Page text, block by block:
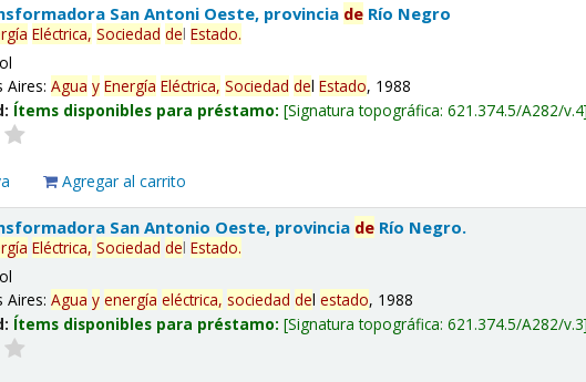
San Antoni Oeste, provincia de Río Negro
Eléctrica, Sociedad delEstado.
Aires:Agua y Energía Eléctrica, Sociedad delEstado, 1988
Ítems disponibles para préstamo: Signatura topográfica:621.374.5/A282/v.4
Agregar al carrito
San Antonio Oeste, provincia de Río Negro.
Eléctrica, Sociedad delEstado.
Aires:Agua y energía eléctrica, sociedad delestado, 1988
Ítems disponibles para préstamo: Signatura topográfica:621.374.5/A282/v.3